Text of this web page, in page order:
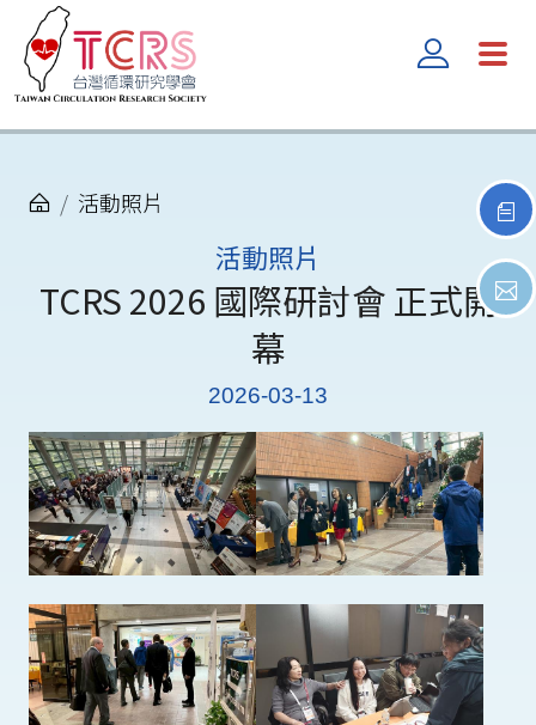
活動照片
活動照片
TCRS 2026 國際研討會 正式開
幕
2026-03-13